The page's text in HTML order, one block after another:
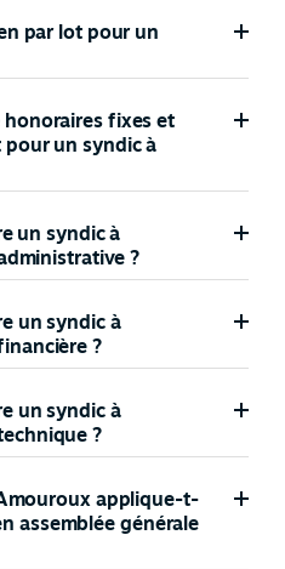
par lot pour un
fixes et
un syndic à
un syndic à
?
un syndic à
?
un syndic à
?
applique-t-
assemblée générale